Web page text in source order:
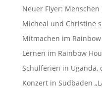
Neuer Flyer:
Micheal und Christine
Mitmachen im
Lernen im Rainbow
Schulferien in Uganda,
Konzert in Südbaden